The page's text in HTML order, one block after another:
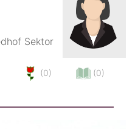
Sektor
(0) (0)